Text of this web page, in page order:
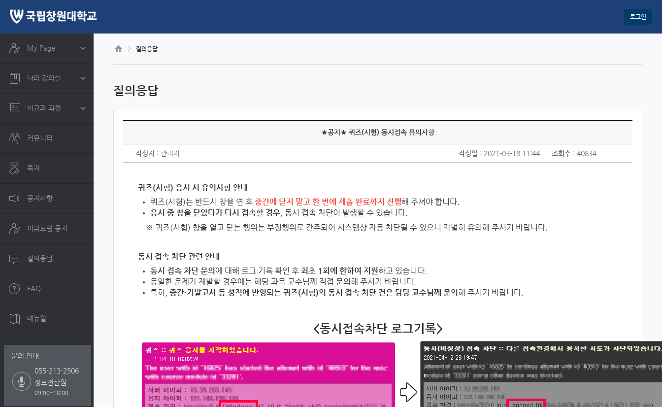
텐
로그인
My Page
나의 강의실
비교과 과정
커뮤니티
쪽지
공지사항
이뤄드림 공지
질의응답
FAQ
매뉴얼
문의 안내
055-213-2506
정보전산원
09:00~18:00
질의응답
질의응답
★공지★ 퀴즈(시험) 동시접속 유의사항
작성자 : 관리자 작성일 : 2021-03-18 11:44 조회수: 40834
퀴즈(시험) 응시 시 유의사항 안내
퀴즈(시험)는 반드시 창을 연 후 중간에 닫지 말고 한 번에 제출 완료까지 진행해 주셔야 합니다.
응시 중 창을 닫았다가 다시 접속할 경우 동시 접속 차단이 발생할 수 있습니다.
※ 퀴즈(시험) 창을 열고 닫는 행위는 부정행위로 간주되어 시스템상 자동 차단될 수 있으니 각별히 유의해 주시기 바랍니다.
동시 접속 차단 관련 안내
동시 접속 차단 문의 에 대해 로그 기록 확인 후 최초 1회에 한하여 지원하고 있습니다.
동일한 문제가 재발할 경우에는 해당 과목 교수님께 직접 문의해 주시기 바랍니다.
특히, 중간·기말고사 등 성적에 반영되는 퀴즈(시험)의 동시 접속 차단 건은 담당 교수님께 문의 해 주시기 바랍니다.
<동시접속차단 로그기록>